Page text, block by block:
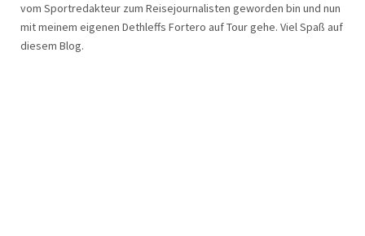
vom Sportredakteur zum Reisejournalisten geworden bin und nun
mit meinem eigenen Dethleffs Fortero auf Tour gehe. Viel Spaß auf
diesem Blog.